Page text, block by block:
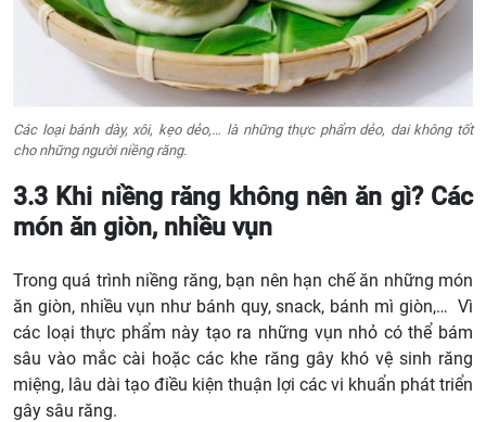
Các loại bánh dày, xôi, kẹo dẻo,… là những thực phẩm dẻo, dai không tốt
cho những người niềng răng.
3.3 Khi niềng răng không nên ăn gì? Các
món ăn giòn, nhiều vụn
Trong quá trình niềng răng, bạn nên hạn chế ăn những món
ăn giòn, nhiều vụn như bánh quy, snack, bánh mì giòn,… Vì
các loại thực phẩm này tạo ra những vụn nhỏ có thể bám
sâu vào mắc cài hoặc các khe răng gây khó vệ sinh răng
miệng, lâu dài tạo điều kiện thuận lợi các vi khuẩn phát triển
gây sâu răng.